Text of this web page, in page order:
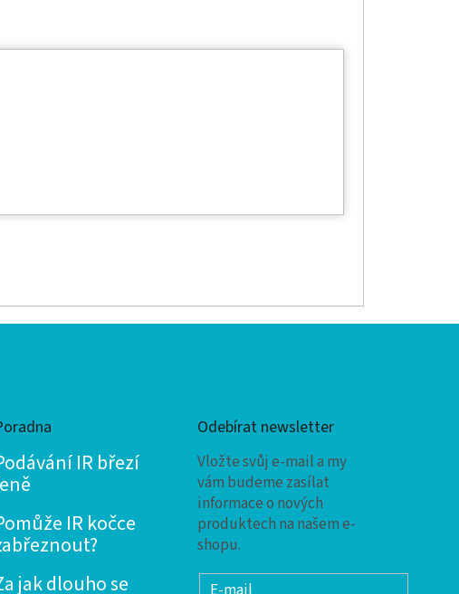
IR březí
IR kočce
jak dlouho se
Odebírat newsletter
Vložte svůj e-mail a my
vám budeme zasílat
informace o nových
produktech na našem e-
shopu.